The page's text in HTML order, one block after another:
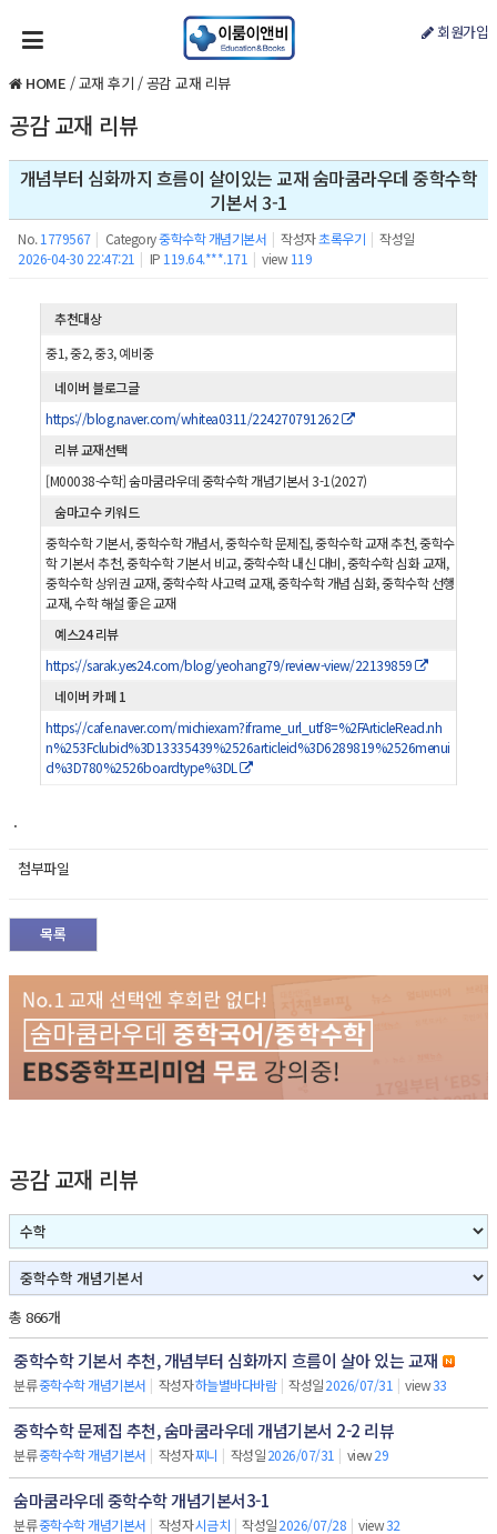
회원가입
HOME /교재 후기 /공감 교재 리뷰
공감 교재 리뷰
개념부터 심화까지 흐름이 살이있는 교재 숨마쿰라우데 중학수학
기본서 3-1
No. 1779567 | Category중학수학 개념기본서 | 작성자초록우기 | 작성일
2026-04-30 22:47:21 | IP 119.64.***.171 | view 119
추천대상
중1, 중2, 중3, 예비중
네이버 블로그글
https://blog.naver.com/whitea0311/224270791262
리뷰 교재선택
[M00038-수학] 숨마쿰라우데 중학수학 개념기본서 3-1(2027)
숨마고수 키워드
중학수학 기본서, 중학수학 개념서, 중학수학 문제집, 중학수학 교재 추천, 중학수
학 기본서 추천, 중학수학 기본서 비교, 중학수학 내신 대비, 중학수학 심화 교재,
중학수학 상위권 교재, 중학수학 사고력 교재, 중학수학 개념 심화, 중학수학 선행
교재, 수학 해설 좋은 교재
예스24 리뷰
https://sarak.yes24.com/blog/yeohang79/review-view/22139859
네이버 카페 1
https://cafe.naver.com/michiexam?iframe_url_utf8=%2FArticleRead.nh
n%253Fclubid%3D13335439%2526articleid%3D6289819%2526menui
d%3D780%2526boardtype%3DL
.
첨부파일
목록
공감 교재 리뷰
총 866개
중학수학 기본서 추천, 개념부터 심화까지 흐름이 살아 있는 교재
분류중학수학 개념기본서 | 작성자하늘별바다바람 | 작성일2026/07/31 | view33
중학수학 문제집 추천, 숨마쿰라우데 개념기본서 2-2 리뷰
분류중학수학 개념기본서 | 작성자찌니 | 작성일2026/07/31 | view29
숨마쿰라우데 중학수학 개념기본서3-1
분류중학수학 개념기본서 | 작성자시금치 | 작성일2026/07/28 | view32